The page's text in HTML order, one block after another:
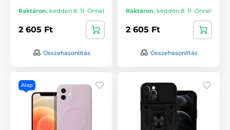
Raktáron, kedden 8. 11. Önnél
2 605 Ft
Összehasonlítás
Raktáron, kedden 8. 11. Önnél
2 605 Ft
Összehasonlítás
Alap